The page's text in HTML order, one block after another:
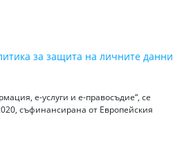
за защита на личните данни
е-услуги и е-правосъдие“, се
съфинансирана от Европейския